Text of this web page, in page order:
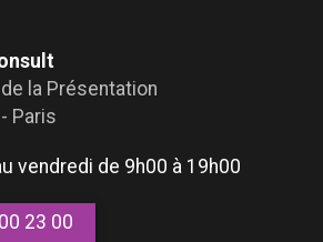
la Présentation
Paris
vendredi de 9h00 à 19h00
23 00